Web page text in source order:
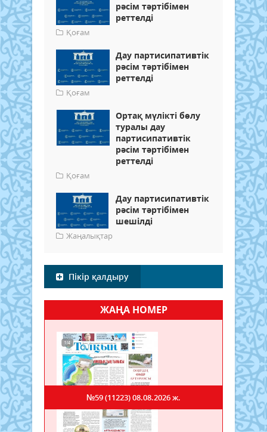
рәсім тәртібімен
реттелді
Қоғам
Дау партисипативтік
рәсім тәртібімен
реттелді
Қоғам
Ортақ мүлікті бөлу
туралы дау
партисипативтік
рәсім тәртібімен
реттелді
Қоғам
Дау партисипативтік
рәсім тәртібімен
шешілді
Жаңалықтар
Пікір қалдыру
ЖАҢА НОМЕР
№59 (11223)08.08.2026 ж.